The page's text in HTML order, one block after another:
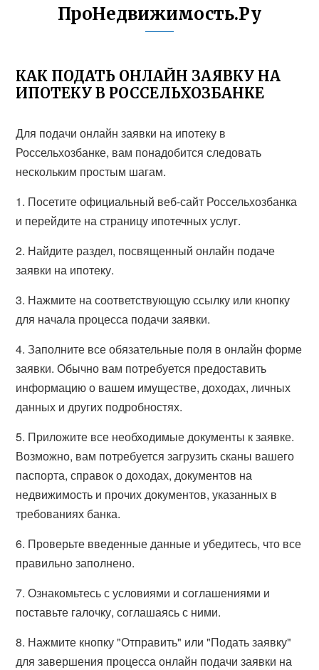
ПроНедвижимость.Ру
КАК ПОДАТЬ ОНЛАЙН ЗАЯВКУ НА
ИПОТЕКУ В РОССЕЛЬХОЗБАНКЕ
Для подачи онлайн заявки на ипотеку в
Россельхозбанке, вам понадобится следовать
нескольким простым шагам.
1. Посетите официальный веб-сайт Россельхозбанка
и перейдите на страницу ипотечных услуг.
2. Найдите раздел, посвященный онлайн подаче
заявки на ипотеку.
3. Нажмите на соответствующую ссылку или кнопку
для начала процесса подачи заявки.
4. Заполните все обязательные поля в онлайн форме
заявки. Обычно вам потребуется предоставить
информацию о вашем имуществе, доходах, личных
данных и других подробностях.
5. Приложите все необходимые документы к заявке.
Возможно, вам потребуется загрузить сканы вашего
паспорта, справок о доходах, документов на
недвижимость и прочих документов, указанных в
требованиях банка.
6. Проверьте введенные данные и убедитесь, что все
правильно заполнено.
7. Ознакомьтесь с условиями и соглашениями и
поставьте галочку, соглашаясь с ними.
8. Нажмите кнопку "Отправить" или "Подать заявку"
для завершения процесса онлайн подачи заявки на